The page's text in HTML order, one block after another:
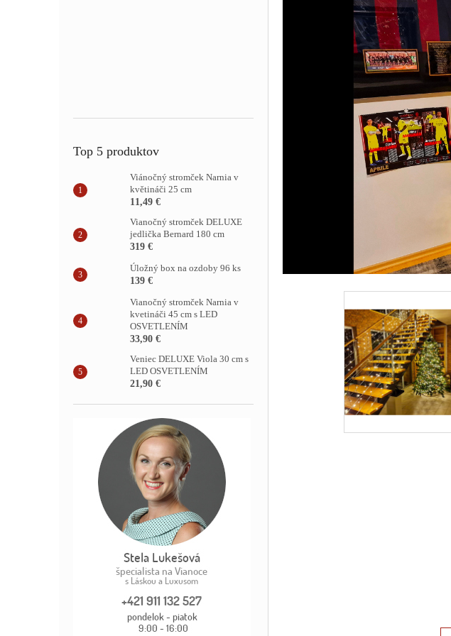
Top 5 produktov
Viánočný stromček Narnia v
květináči 25 cm
11,49 €
Vianočný stromček DELUXE
jedlička Bernard 180 cm
319 €
Úložný box na ozdoby 96 ks
139 €
Vianočný stromček Narnia v
kvetináči 45 cm s LED
OSVETLENÍM
33,90 €
Veniec DELUXE Viola 30 cm s
LED OSVETLENÍM
21,90 €